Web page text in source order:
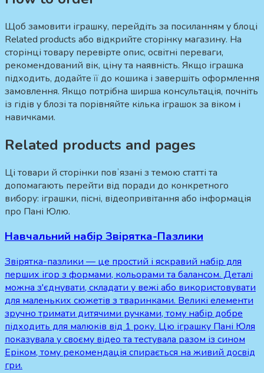
Щоб замовити іграшку, перейдіть за посиланням у блоці
Related products або відкрийте сторінку магазину. На
сторінці товару перевірте опис, освітні переваги,
рекомендований вік, ціну та наявність. Якщо іграшка
підходить, додайте її до кошика і завершіть оформлення
замовлення. Якщо потрібна ширша консультація, почніть
із гідів у блозі та порівняйте кілька іграшок за віком і
навичками.
Related products and pages
Ці товари й сторінки повʼязані з темою статті та
допомагають перейти від поради до конкретного
вибору: іграшки, пісні, відеопривітання або інформація
про Пані Юлю.
Навчальний набір Звірятка-Пазлики
Звірятка-пазлики — це простий і яскравий набір для
перших ігор з формами, кольорами та балансом. Деталі
можна з'єднувати, складати у вежі або використовувати
для маленьких сюжетів з тваринками. Великі елементи
зручно тримати дитячими ручками, тому набір добре
підходить для малюків від 1 року. Цю іграшку Пані Юля
показувала у своєму відео та тестувала разом із сином
Еріком, тому рекомендація спирається на живий досвід
гри.